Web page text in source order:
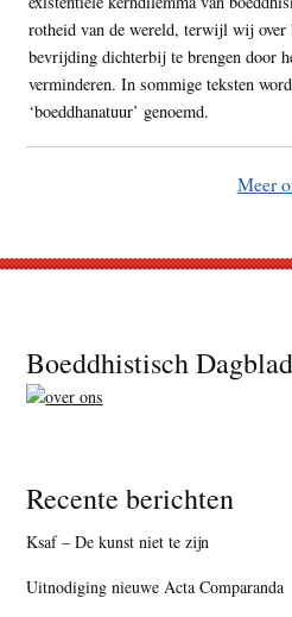
rotheid van de wereld, terwijl wij over
bevrijding dichterbij te brengen door
verminderen. In sommige teksten
‘boeddhanatuur’ genoemd.
Meer
Footer
Boeddhistisch Dagblad
Recente berichten
Ksaf – De kunst niet te zijn
Uitnodiging nieuwe Acta Comparanda